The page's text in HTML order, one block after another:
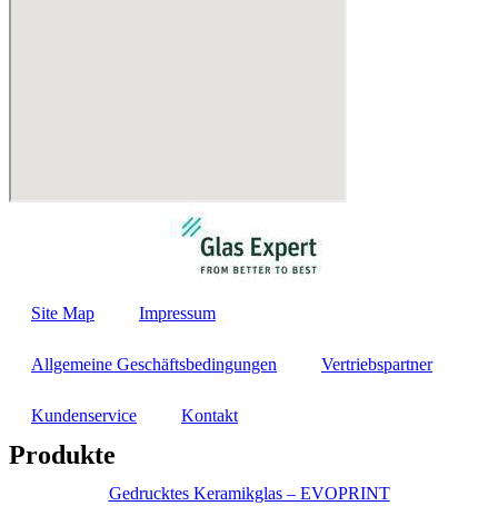
Site Map Impressum
Allgemeine Geschäftsbedingungen Vertriebspartner
Kundenservice Kontakt
Produkte
Gedrucktes Keramikglas – EVOPRINT